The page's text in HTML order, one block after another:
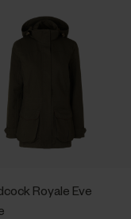
Royale Eve